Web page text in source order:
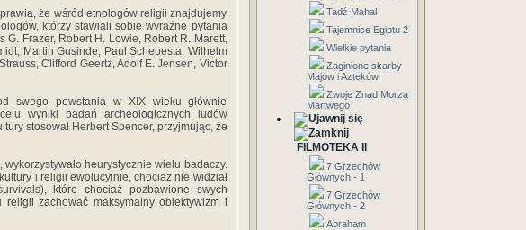
że wśród etnologów religii znajdujemy
którzy stawiali sobie wyraźne pytania
G. Frazer, Robert H. Lowie, Robert R. Marett,
Martin Gusinde, Paul Schebesta, Wilhelm
Clifford Geertz, Adolf E. Jensen, Victor
swego powstania w XIX wieku głównie
wyniki badań archeologicznych ludów
stosował Herbert Spencer, przyjmując, że
heurystycznie wielu badaczy.
i religii ewolucyjnie, chociaż nie widział
które chociaż pozbawione swych
zachować maksymalny obiektywizm i
Tadź Mahal
Tajemnice Egiptu 2
Wielkie pytania
Zaginione skarby
Majów i Azteków
Zwoje Znad Morza
Martwego
FILMOTEKA II
7 Grzechów
Głównych - 1
7 Grzechów
Głównych - 2
Abraham